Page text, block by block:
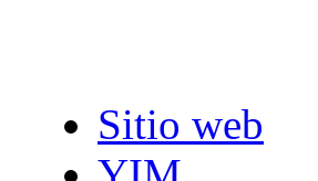
Sitio web